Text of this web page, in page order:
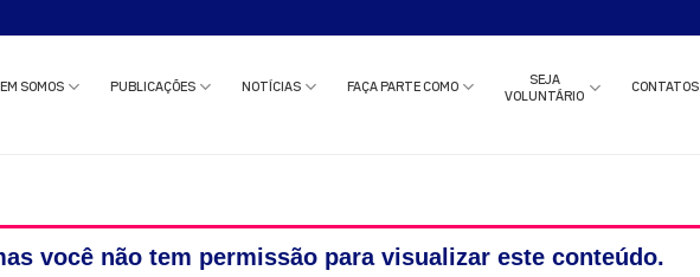
SOMOS PUBLICAÇÕES NOTÍCIAS FAÇA PARTE COMO
SEJA
VOLUNTÁRIO
CONTATOS
você não tem permissão para visualizar este conteúdo.
estudo clínico ou solicitar uma reunião com nossa equipe?Clique aquie cadastre-se!!